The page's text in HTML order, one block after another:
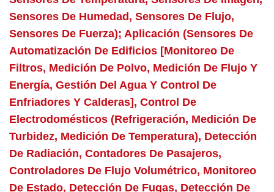
Sensores De Humedad, Sensores De Flujo,
Sensores De Fuerza); Aplicación (sensores De
Automatización De Edificios [monitoreo De
Filtros, Medición De Polvo, Medición De Flujo Y
Energía, Gestión Del Agua Y Control De
Enfriadores Y Calderas], Control De
Electrodomésticos (refrigeración, Medición De
Turbidez, Medición De Temperatura), Detección
De Radiación, Contadores De Pasajeros,
Controladores De Flujo Volumétrico, Monitoreo
De Estado, Detección De Fugas, Detección De